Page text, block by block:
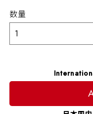
数量